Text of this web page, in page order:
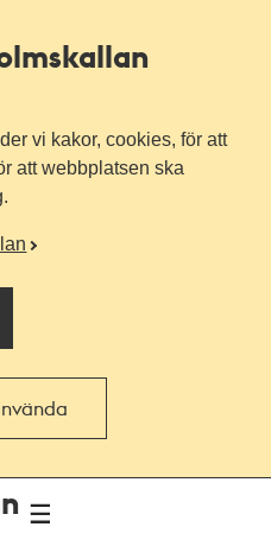
vi kakor, cookies, för att
att webbplatsen ska